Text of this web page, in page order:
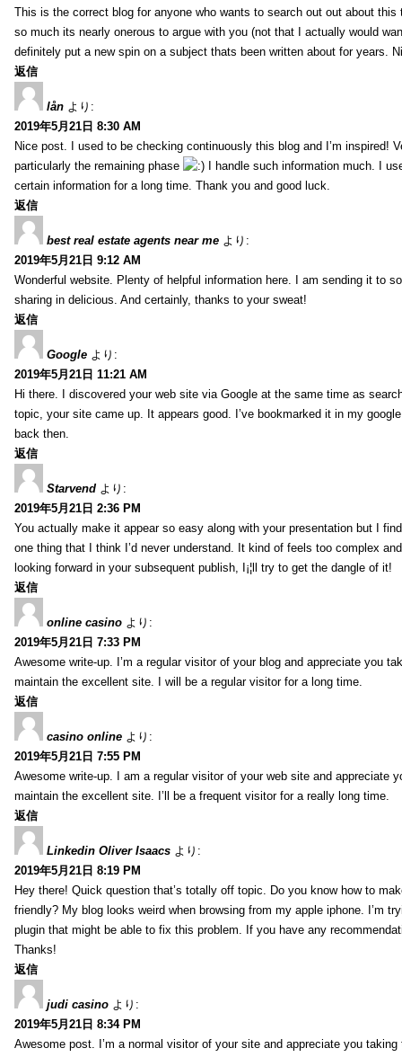
This is the correct blog for anyone who wants to search out out about this
so much its nearly onerous to argue with you (not that I actually would
definitely put a new spin on a subject thats been written about for years.
返信
lån より:
2019年5月21日 8:30 AM
Nice post. I used to be checking continuously this blog and I’m inspired!
particularly the remaining phase
I handle such information much. I
certain information for a long time. Thank you and good luck.
返信
best real estate agents near me より:
2019年5月21日 9:12 AM
Wonderful website. Plenty of helpful information here. I am sending it to
sharing in delicious. And certainly, thanks to your sweat!
返信
Google より:
2019年5月21日 11:21 AM
Hi there. I discovered your web site via Google at the same time as
topic, your site came up. It appears good. I’ve bookmarked it in my
back then.
返信
Starvend より:
2019年5月21日 2:36 PM
You actually make it appear so easy along with your presentation but I
one thing that I think I’d never understand. It kind of feels too complex
looking forward in your subsequent publish, I¡¦ll try to get the dangle of it!
返信
online casino より:
2019年5月21日 7:33 PM
Awesome write-up. I’m a regular visitor of your blog and appreciate you
maintain the excellent site. I will be a regular visitor for a long time.
返信
casino online より:
2019年5月21日 7:55 PM
Awesome write-up. I am a regular visitor of your web site and appreciate
maintain the excellent site. I’ll be a frequent visitor for a really long time.
返信
Linkedin Oliver Isaacs より:
2019年5月21日 8:19 PM
Hey there! Quick question that’s totally off topic. Do you know how to
friendly? My blog looks weird when browsing from my apple iphone. I’m
plugin that might be able to fix this problem. If you have any
Thanks!
返信
judi casino より:
2019年5月21日 8:34 PM
Awesome post. I’m a normal visitor of your site and appreciate you